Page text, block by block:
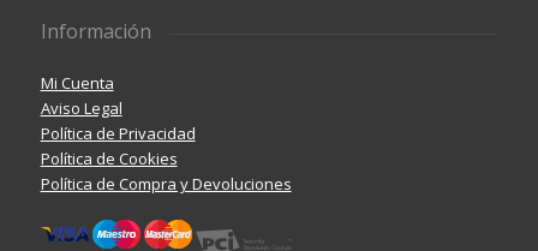
Información
Mi Cuenta
Aviso Legal
Política de Privacidad
Política de Cookies
Política de Compra y Devoluciones